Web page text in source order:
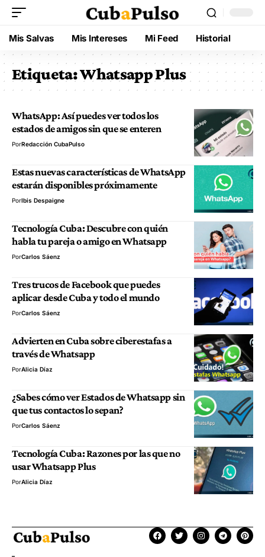
Mis Salvas Mis Intereses Mi Feed Historial
Etiqueta:Whatsapp Plus
WhatsApp: Así puedes ver todos los
estados de amigos sin que se enteren
PorRedacción CubaPulso
Estas nuevas características de WhatsApp
estarán disponibles próximamente
PorIbis Despaigne
Tecnología Cuba: Descubre con quién
habla tu pareja o amigo en Whatsapp
PorCarlos Sáenz
Tres trucos de Facebook que puedes
aplicar desde Cuba y todo el mundo
PorCarlos Sáenz
Advierten en Cuba sobre ciberestafas a
través de Whatsapp
PorAlicia Díaz
¿Sabes cómo ver Estados de Whatsapp sin
que tus contactos lo sepan?
PorCarlos Sáenz
Tecnología Cuba: Razones por las que no
usar Whatsapp Plus
PorAlicia Díaz